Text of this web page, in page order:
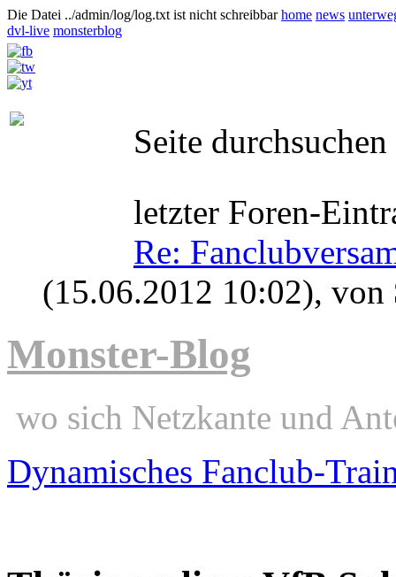
Die Datei ../admin/log/log.txt ist nicht schreibbarhome news
dvl-live monsterblog
Seite durchsuchen
letzter Foren-
Re:
(15.06.2012 10:02), von
Monster-Blog
wo sich Netzkante und
Dynamisches Fanclub-